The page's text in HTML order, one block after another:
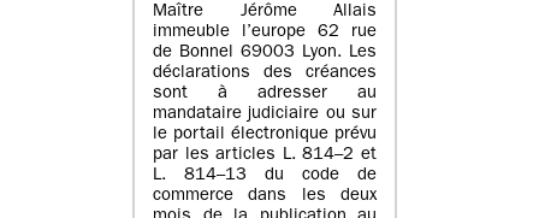
Maître Jérôme Allais
immeuble l’europe 62 rue
de Bonnel 69003 Lyon. Les
déclarations des créances
sont à adresser au
mandataire judiciaire ou sur
le portail électronique prévu
par les articles L. 814–2 et
L. 814–13 du code de
commerce dans les deux